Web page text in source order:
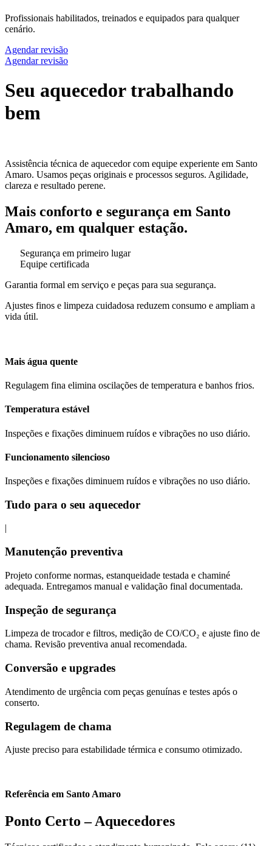
Profissionais habilitados, treinados e equipados para qualquer
cenário.
Agendar revisão
Agendar revisão
Seu aquecedor trabalhando
bem
Assistência técnica de aquecedor com equipe experiente em Santo
Amaro. Usamos peças originais e processos seguros. Agilidade,
clareza e resultado perene.
Mais conforto e segurança em Santo
Amaro, em qualquer estação.
Segurança em primeiro lugar
Equipe certificada
Garantia formal em serviço e peças para sua segurança.
Ajustes finos e limpeza cuidadosa reduzem consumo e ampliam a
vida útil.
Mais água quente
Regulagem fina elimina oscilações de temperatura e banhos frios.
Temperatura estável
Inspeções e fixações diminuem ruídos e vibrações no uso diário.
Funcionamento silencioso
Inspeções e fixações diminuem ruídos e vibrações no uso diário.
Tudo para o seu aquecedor
Manutenção preventiva
Projeto conforme normas, estanqueidade testada e chaminé
adequada. Entregamos manual e validação final documentada.
Inspeção de segurança
Limpeza de trocador e filtros, medição de CO/CO₂ e ajuste fino de
chama. Revisão preventiva anual recomendada.
Conversão e upgrades
Atendimento de urgência com peças genuínas e testes após o
conserto.
Regulagem de chama
Ajuste preciso para estabilidade térmica e consumo otimizado.
Referência em Santo Amaro
Ponto Certo – Aquecedores